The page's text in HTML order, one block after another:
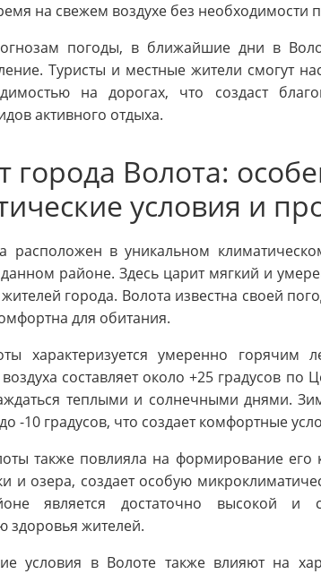
на свежем воздухе без необходимости
погоды, в ближайшие дни в
Туристы и местные жители смогут
на дорогах, что создаст
активного отдыха.
города Волота:
условия и
расположен в уникальном
районе. Здесь царит мягкий и
города. Волота известна своей
для обитания.
характеризуется умеренно
составляет около +25 градусов
теплыми и солнечными днями.
-10 градусов, что создает комфортные
также повлияла на формирование его
и озера, создает особую
является достаточно высокой и
здоровья жителей.
условия в Волоте также влияют на